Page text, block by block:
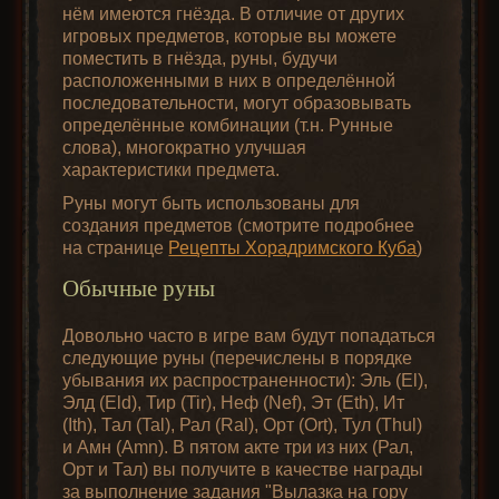
стримить
Diablo 2
Создание
модификаций
обои,
рисунки
Музыка
из игры
Полезные
программы
и утилиты
Доступные
разрешения
в игре
Где лежат
сохранения
Запуск
в
оконном
Урон ядом
Запуск Diablo
2 на Android
Nintendo
Switch
/players
x
сапфир x1
Руна Шаэль
(Shael) x3 +
Надколотый
рубин x1
v1.10
Руна Дол
(Dol)
Руна Дол
(Dol) x3 +
Надколотый
изумруд x1
v1.10
Руна Хел
(Hel)
Руна Хел
(Hel) x3 +
Надколотый
бриллиант x1
v1.10 Руна Ио (Io)
Руна Ио (Io)
x3 +
Мутный
v1.10
Руна Лум
(Lum)
Древо навыков «Eldritch» используется для
разнообразного усиления оружия с
помощью ментальной магии. Чернокнижник
может заставлять своё оружие
левитировать, нанося рубящие удары,
зеркальные копии и многое другое – всего в
ролике-презентации показано не было.
Древо навыков «Demon» направлено на
призыв и контроль демонов. Доступны
козлоногие (Goatmen) для ближнего боя,
помутнённые (Tainted) для дальнего и
осквернители (Defilers) для связывания душ
нём имеются гнёзда. В отличие от других
игровых предметов, которые вы можете
поместить в гнёзда, руны, будучи
расположенными в них в определённой
последовательности, могут образовывать
определённые комбинации (т.н. Рунные
слова), многократно улучшая
характеристики предмета.
Руны могут быть использованы для
создания предметов (смотрите подробнее
на странице Рецепты Хорадримского Куба)
Обычные руны
Довольно часто в игре вам будут попадаться
следующие руны (перечислены в порядке
убывания их распространенности): Эль (El),
Элд (Eld), Тир (Tir), Неф (Nef), Эт (Eth), Ит
(Ith), Тал (Tal), Рал (Ral), Орт (Ort), Тул (Thul)
и Амн (Amn). В пятом акте три из них (Рал,
Орт и Тал) вы получите в качестве награды
за выполнение задания "Вылазка на гору